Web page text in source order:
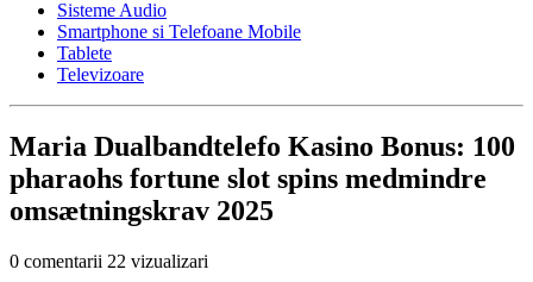
Sisteme Audio
Smartphone si Telefoane Mobile
Tablete
Televizoare
Maria Dualbandtelefo Kasino Bonus: 100
pharaohs fortune slot spins medmindre
omsætningskrav 2025
0 comentarii 22 vizualizari